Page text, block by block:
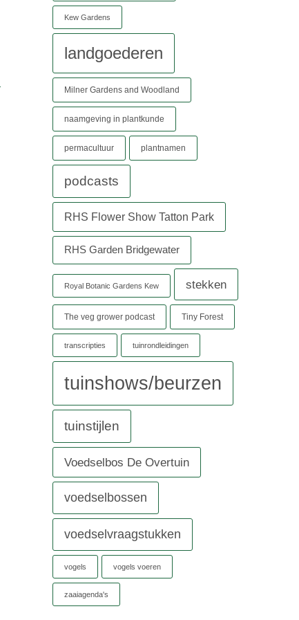
Kew Gardens
landgoederen
Milner Gardens and Woodland
naamgeving in plantkunde
permacultuur plantnamen
podcasts
RHS Flower Show Tatton Park
RHS Garden Bridgewater
Royal Botanic Gardens Kew stekken
The veg grower podcast Tiny Forest
transcripties tuinrondleidingen
tuinshows/beurzen
tuinstijlen
Voedselbos De Overtuin
voedselbossen
voedselvraagstukken
vogels vogels voeren
zaaiagenda's